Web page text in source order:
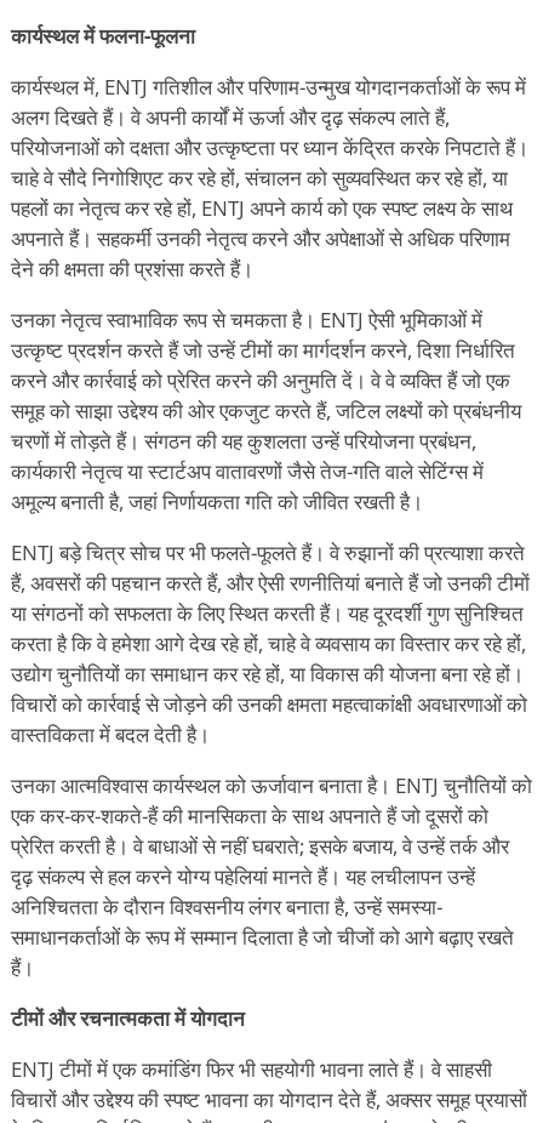
कार्यस्थल में फलना-फूलना
कार्यस्थल में, ENTJ गतिशील और परिणाम-उन्मुख योगदानकर्ताओं के रूप में
अलग दिखते हैं। वे अपनी कार्यों में ऊर्जा और दृढ़ संकल्प लाते हैं,
परियोजनाओं को दक्षता और उत्कृष्टता पर ध्यान केंद्रित करके निपटाते हैं।
चाहे वे सौदे निगोशिएट कर रहे हों, संचालन को सुव्यवस्थित कर रहे हों, या
पहलों का नेतृत्व कर रहे हों, ENTJ अपने कार्य को एक स्पष्ट लक्ष्य के साथ
अपनाते हैं। सहकर्मी उनकी नेतृत्व करने और अपेक्षाओं से अधिक परिणाम
देने की क्षमता की प्रशंसा करते हैं।
उनका नेतृत्व स्वाभाविक रूप से चमकता है। ENTJ ऐसी भूमिकाओं में
उत्कृष्ट प्रदर्शन करते हैं जो उन्हें टीमों का मार्गदर्शन करने, दिशा निर्धारित
करने और कार्रवाई को प्रेरित करने की अनुमति दें। वे वे व्यक्ति हैं जो एक
समूह को साझा उद्देश्य की ओर एकजुट करते हैं, जटिल लक्ष्यों को प्रबंधनीय
चरणों में तोड़ते हैं। संगठन की यह कुशलता उन्हें परियोजना प्रबंधन,
कार्यकारी नेतृत्व या स्टार्टअप वातावरणों जैसे तेज-गति वाले सेटिंग्स में
अमूल्य बनाती है, जहां निर्णायकता गति को जीवित रखती है।
ENTJ बड़े चित्र सोच पर भी फलते-फूलते हैं। वे रुझानों की प्रत्याशा करते
हैं, अवसरों की पहचान करते हैं, और ऐसी रणनीतियां बनाते हैं जो उनकी टीमों
या संगठनों को सफलता के लिए स्थित करती हैं। यह दूरदर्शी गुण सुनिश्चित
करता है कि वे हमेशा आगे देख रहे हों, चाहे वे व्यवसाय का विस्तार कर रहे हों,
उद्योग चुनौतियों का समाधान कर रहे हों, या विकास की योजना बना रहे हों।
विचारों को कार्रवाई से जोड़ने की उनकी क्षमता महत्वाकांक्षी अवधारणाओं को
वास्तविकता में बदल देती है।
उनका आत्मविश्वास कार्यस्थल को ऊर्जावान बनाता है। ENTJ चुनौतियों को
एक कर-कर-शकते-हैं की मानसिकता के साथ अपनाते हैं जो दूसरों को
प्रेरित करती है। वे बाधाओं से नहीं घबराते; इसके बजाय, वे उन्हें तर्क और
दृढ़ संकल्प से हल करने योग्य पहेलियां मानते हैं। यह लचीलापन उन्हें
अनिश्चितता के दौरान विश्वसनीय लंगर बनाता है, उन्हें समस्या-
समाधानकर्ताओं के रूप में सम्मान दिलाता है जो चीजों को आगे बढ़ाए रखते
हैं।
टीमों और रचनात्मकता में योगदान
ENTJ टीमों में एक कमांडिंग फिर भी सहयोगी भावना लाते हैं। वे साहसी
विचारों और उद्देश्य की स्पष्ट भावना का योगदान देते हैं, अक्सर समूह प्रयासों